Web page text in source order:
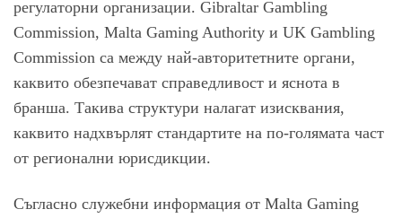
регулаторни организации. Gibraltar Gambling
Commission, Malta Gaming Authority и UK Gambling
Commission са между най-авторитетните органи,
каквито обезпечават справедливост и яснота в
бранша. Такива структури налагат изисквания,
каквито надхвърлят стандартите на по-голямата част
от регионални юрисдикции.
Съгласно служебни информация от Malta Gaming